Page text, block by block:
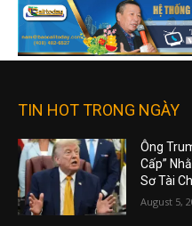
TIN HOT TRONG NGÀY
Ông
Cấp”
Sơ Tài
August 5,